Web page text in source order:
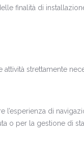
finalità di
strettamente
l’esperienza di
o per la gestione di